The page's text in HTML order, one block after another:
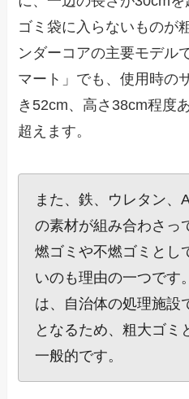
ゴミ袋に入らないものが
ンダーコアの主要モデル
マート」でも、使用時の
き52cm、高さ38cm程度
超えます。
また、鉄、ウレタン、
の素材が組み合わさっ
燃ゴミや不燃ゴミとし
いのも理由の一つです
は、自治体の処理施設
となるため、粗大ゴミ
一般的です。